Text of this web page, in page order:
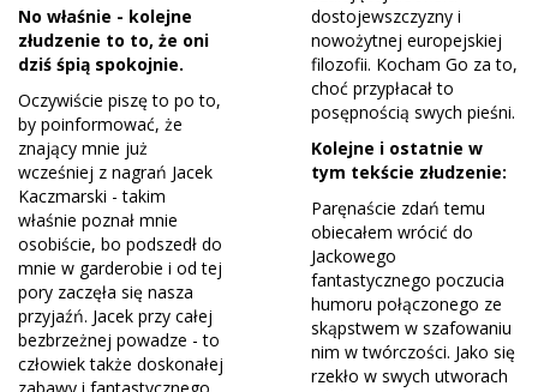
No właśnie - kolejne
złudzenie to to, że oni
dziś śpią spokojnie.
Oczywiście piszę to po to,
by poinformować, że
znający mnie już
wcześniej z nagrań Jacek
Kaczmarski - takim
właśnie poznał mnie
osobiście, bo podszedł do
mnie w garderobie i od tej
pory zaczęła się nasza
przyjaźń. Jacek przy całej
bezbrzeżnej powadze - to
człowiek także doskonałej
dostojewszczyzny i
nowożytnej europejskiej
filozofii. Kocham Go za to,
choć przypłacał to
posępnością swych pieśni.
Kolejne i ostatnie w
tym tekście złudzenie:
Paręnaście zdań temu
obiecałem wrócić do
Jackowego
fantastycznego poczucia
humoru połączonego ze
skąpstwem w szafowaniu
nim w twórczości. Jako się
rzekło w swych utworach